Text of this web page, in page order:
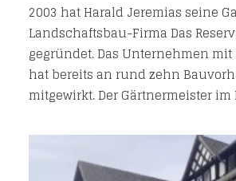
2003 hat Harald Jeremias seine
Landschaftsbau-Firma Das
gegründet. Das Unternehmen
hat bereits an rund zehn
mitgewirkt. Der Gärtnermeister